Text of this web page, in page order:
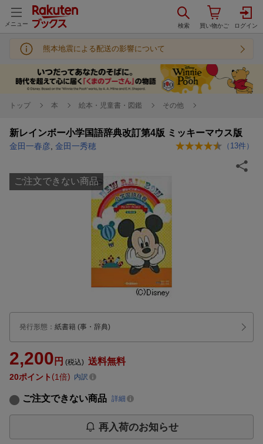
メニュー
熊本地震による配送の影響について
トップ 本 絵本・児童書・図鑑 その他
新レインボー小学国語辞典改訂第4版 ミッキーマウス版
金田一春彦 金田一秀穂 （ 13件）
ご注文できない商品
発行形態 ： 紙書籍 (事・辞典)
2,200 円 (税込) 送料無料
20ポイント 1倍 内訳
ご注文できない商品 詳細
再入荷のお知らせ